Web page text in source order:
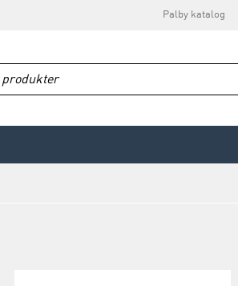
Palby katalog